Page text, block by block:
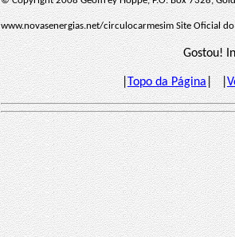
www.novasenergias.net/circulocarmesim Site Oficial
Gostou!
|Topo da Página| |